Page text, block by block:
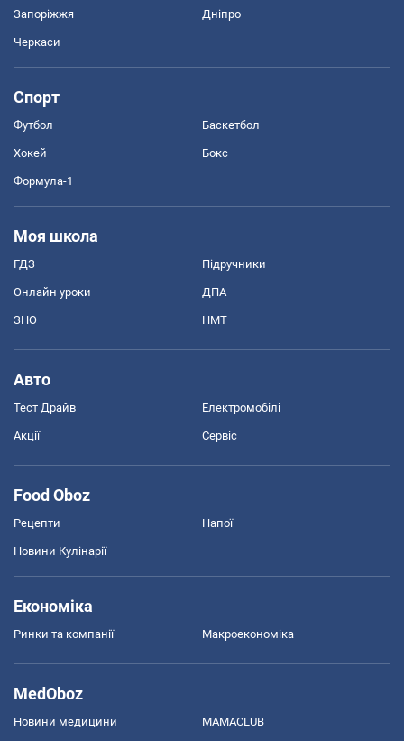
Запоріжжя Дніпро
Черкаси
Спорт
Футбол Баскетбол
Хокей Бокс
Формула-1
Моя школа
ГДЗ Підручники
Онлайн уроки ДПА
ЗНО НМТ
Авто
Тест Драйв Електромобілі
Акції Сервіс
Food Oboz
Рецепти Напої
Новини Кулінарії
Економіка
Ринки та компанії Макроекономіка
MedOboz
Новини медицини MAMACLUB